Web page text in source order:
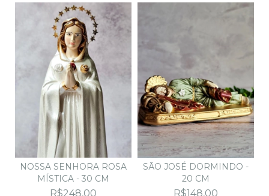
NOSSA SENHORA ROSA
MÍSTICA - 30 CM
R$248,00
SÃO JOSÉ DORMINDO -
20 CM
R$148,00